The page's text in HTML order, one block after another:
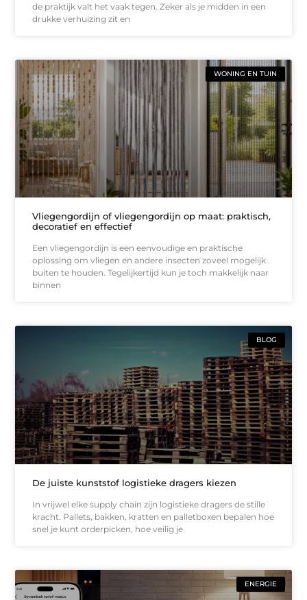
de praktijk valt het vaak tegen. Zeker als je midden in een
drukke verhuizing zit en
WONING EN TUIN
Vliegengordijn of vliegengordijn op maat: praktisch,
decoratief en effectief
Een vliegengordijn is een eenvoudige en praktische
oplossing om vliegen en andere insecten zoveel mogelijk
buiten te houden. Tegelijkertijd kun je toch makkelijk naar
binnen
BLOG
De juiste kunststof logistieke dragers kiezen
In vrijwel elke supply chain zijn logistieke dragers de stille
kracht. Pallets, bakken, kratten en palletboxen bepalen hoe
snel je kunt orderpicken, hoe veilig je
ENERGIE